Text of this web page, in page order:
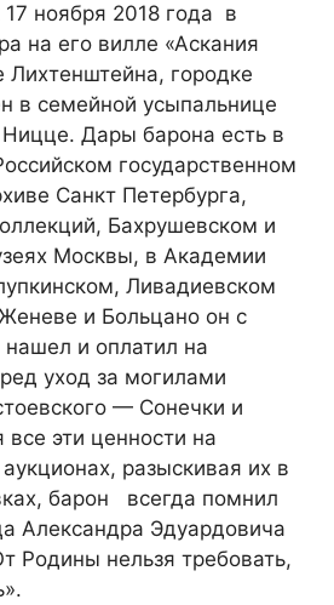
17 ноября 2018 года в
на его вилле «Аскания
городке
в семейной усыпальнице
Дары барона есть в
государственном
Санкт Петербурга,
Бахрушевском и
Москвы, в Академии
Ливадиевском
и Больцано он с
и оплатил на
уход за могилами
— Сонечки и
эти ценности на
разыскивая их в
барон всегда помнил
Александра Эдуардовича
Родины нельзя требовать,